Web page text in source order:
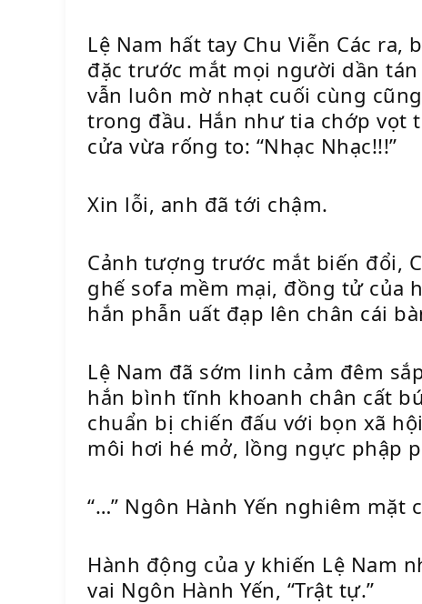
Lệ Nam hất tay Chu Viễn Các ra,
đặc trước mắt mọi người dần
vẫn luôn mờ nhạt cuối cùng
trong đầu. Hắn như tia chớp vọt
cửa vừa rống to: “Nhạc Nhạc!!!”
Xin lỗi, anh đã tới chậm.
Cảnh tượng trước mắt biến đổi,
ghế sofa mềm mại, đồng tử của
hắn phẫn uất đạp lên chân cái
Lệ Nam đã sớm linh cảm đêm
hắn bình tĩnh khoanh chân cất
chuẩn bị chiến đấu với bọn xã
môi hơi hé mở, lồng ngực phập
“…” Ngôn Hành Yến nghiêm mặt
Hành động của y khiến Lệ Nam
vai Ngôn Hành Yến, “Trật tự.”